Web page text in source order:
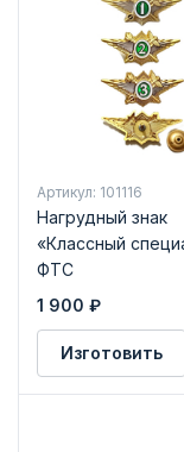
Артикул: 101116
Нагрудный знак
«Классный
ФТС
1 900 ₽
Изготовить